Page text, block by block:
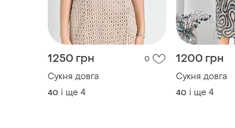
1250 грн 0
Сукня довга
40 і ще 4
1200 грн
Сукня довга
40 і ще 4